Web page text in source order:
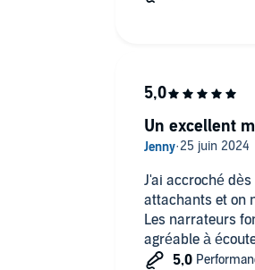
J'ai accroché
attachants et on
Les narrateurs
agréable à
Un excellent